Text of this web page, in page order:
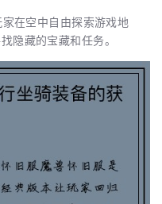
在空中自由探索游戏地
隐藏的宝藏和任务。